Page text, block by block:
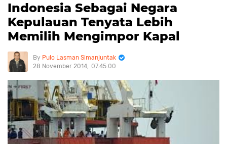
Indonesia Sebagai Negara
Kepulauan Tenyata Lebih
Memilih Mengimpor Kapal
Pulo Lasman Simanjuntak
28 November 2014 07.45.00